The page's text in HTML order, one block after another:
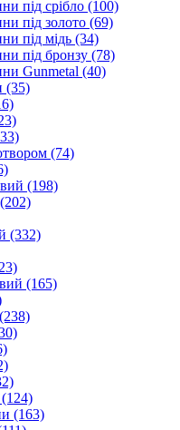
під срібло (100)
під золото (69)
під мідь (34)
під бронзу (78)
Gunmetal (40)
(35)
(74)
(198)
(202)
(332)
(165)
(238)
(124)
(163)